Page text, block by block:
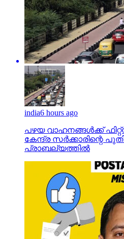
india6 hours ago
പഴയ വാഹനങ്ങള്‍ക്ക്
കേന്ദ്ര സര്‍ക്കാരിന്റെ
പ്രാബല്യത്തില്‍